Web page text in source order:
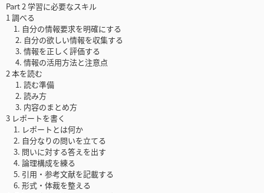
Part 2 学習に必要なスキル
1 調べる
1. 自分の情報要求を明確にする
2. 自分の欲しい情報を収集する
3. 情報を正しく評価する
4. 情報の活用方法と注意点
2 本を読む
1. 読む準備
2. 読み方
3. 内容のまとめ方
3 レポートを書く
1. レポートとは何か
2. 自分なりの問いを立てる
3. 問いに対する答えを出す
4. 論理構成を練る
5. 引用・参考文献を記載する
6. 形式・体裁を整える